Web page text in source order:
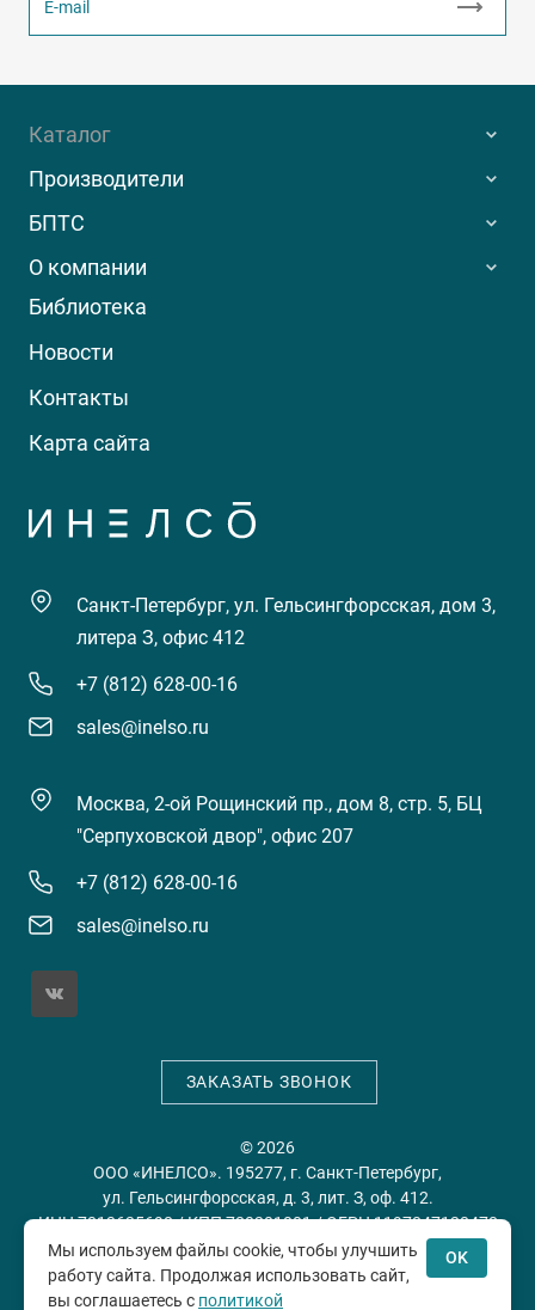
Каталог
Производители
БПТС
О компании
Библиотека
Новости
Контакты
Карта сайта
Санкт-Петербург, ул. Гельсингфорсская, дом 3,
литера З, офис 412
+7 (812) 628-00-16
sales@inelso.ru
Москва, 2-ой Рощинский пр., дом 8, стр. 5, БЦ
"Серпуховской двор", офис 207
+7 (812) 628-00-16
sales@inelso.ru
ЗАКАЗАТЬ ЗВОНОК
© 2026
ООО «ИНЕЛСО». 195277, г. Санкт-Петербург,
ул. Гельсингфорсская, д. 3, лит. З, оф. 412.
ИНН 7813635698 / КПП 780201001 / ОГРН 1197847128478
Политика конфиденциальности
Мы используем файлы cookie, чтобы улучшить
работу сайта. Продолжая использовать сайт,
вы соглашаетесь с политикой
OK